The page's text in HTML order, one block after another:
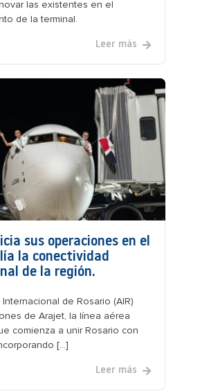
las existentes en el
de la terminal.
Leer más
sus operaciones en el
la conectividad
de la región.
de Rosario (AIR)
de Arajet, la línea aérea
comienza a unir Rosario con
[...]
Leer más